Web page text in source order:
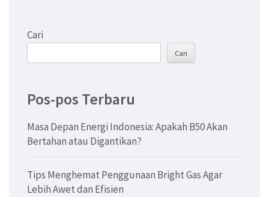
Cari
Cari
Pos-pos Terbaru
Masa Depan Energi Indonesia: Apakah B50 Akan
Bertahan atau Digantikan?
Tips Menghemat Penggunaan Bright Gas Agar
Lebih Awet dan Efisien